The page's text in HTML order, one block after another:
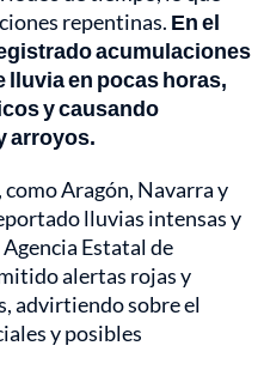
repentinas. En el
acumulaciones
lluvia en pocas horas,
y causando
arroyos.
como Aragón, Navarra y
lluvias intensas y
Estatal de
alertas rojas y
advirtiendo sobre el
y posibles